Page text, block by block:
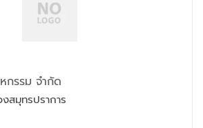
กรรม จำกัด
งสมุทรปราการ